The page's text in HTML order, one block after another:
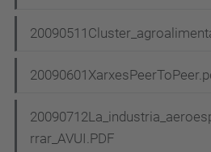
rrar_AVUI.PDF